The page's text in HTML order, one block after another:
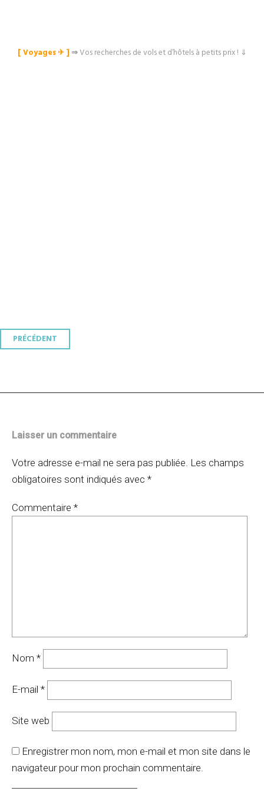
[ Voyages ✈︎ ]⇒Vos recherches de vols et d’hôtels à petits prix ! ⇓
Navigation
PRÉCÉDENT
Laisser un commentaire
Votre adresse e-mail ne sera pas publiée. Les champs
obligatoires sont indiqués avec *
Commentaire *
Nom *
E-mail *
Site web
Enregistrer mon nom, mon e-mail et mon site dans le
navigateur pour mon prochain commentaire.